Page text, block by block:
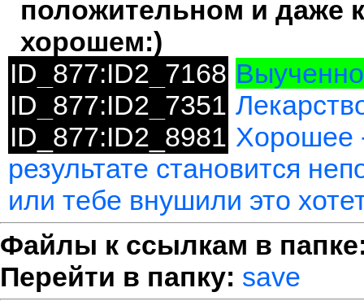
положительном и даже
хорошем:)
ID_877:ID2_7168
ID_877:ID2_7351
ID_877:ID2_8981 Хорошее
результате становится
или тебе внушили это
Файлы к ссылкам в
Перейти в папку: save